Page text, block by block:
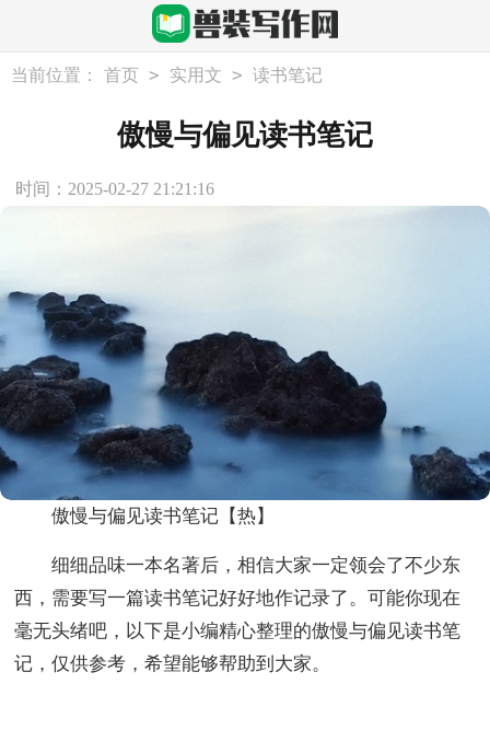
当前位置： 首页 > 实用文 > 读书笔记
傲慢与偏见读书笔记
时间：2025-02-27 21:21:16
傲慢与偏见读书笔记【热】
细细品味一本名著后，相信大家一定领会了不少东
西，需要写一篇读书笔记好好地作记录了。可能你现在
毫无头绪吧，以下是小编精心整理的傲慢与偏见读书笔
记，仅供参考，希望能够帮助到大家。